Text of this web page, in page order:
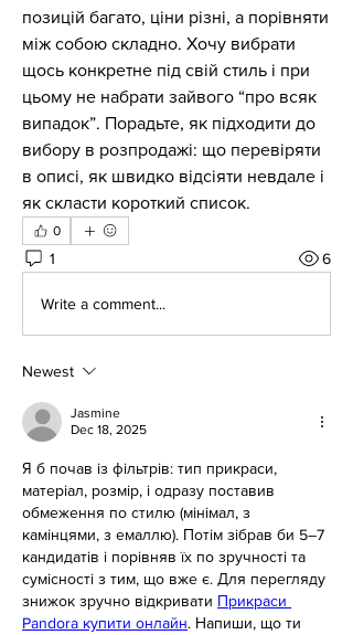
позицій багато, ціни різні, а порівняти
між собою складно. Хочу вибрати
щось конкретне під свій стиль і при
цьому не набрати зайвого “про всяк
випадок”. Порадьте, як підходити до
вибору в розпродажі: що перевіряти
в описі, як швидко відсіяти невдале і
як скласти короткий список.
0
1 6
Write a comment...
Newest
Jasmine
Dec 18, 2025
Я б почав із фільтрів: тип прикраси,
матеріал, розмір, і одразу поставив
обмеження по стилю (мінімал, з
камінцями, з емаллю). Потім зібрав би 5–7
кандидатів і порівняв їх по зручності та
сумісності з тим, що вже є. Для перегляду
знижок зручно відкривати Прикраси
Pandora купити онлайн. Напиши, що ти